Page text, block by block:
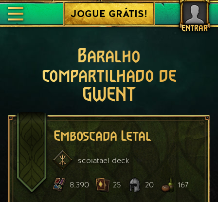
ENTRAR
JOGUE GRÁTIS!
Baralho
compartilhado de
GWENT
Emboscada Letal
scoiatael deck
8.390 25 20 167